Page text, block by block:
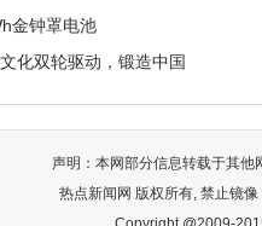
金钟罩电池
化双轮驱动，锻造中国
声明：本网部分信息转载于其他
热点新闻网 版权所有, 禁止镜